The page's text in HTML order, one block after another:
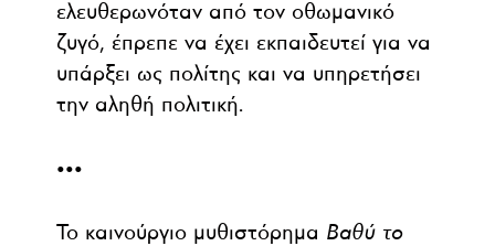
ελευθερωνόταν από τον οθωμανικό
ζυγό, έπρεπε να έχει εκπαιδευτεί για να
υπάρξει ως πολίτης και να υπηρετήσει
την αληθή πολιτική.
•••
Το καινούργιο μυθιστόρημα Βαθύ το